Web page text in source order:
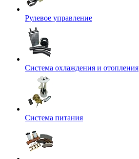
Рулевое управление
Система охлаждения и отопления
Система питания